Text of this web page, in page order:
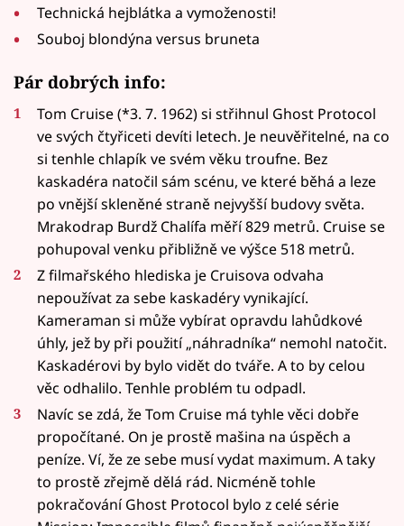
Technická hejblátka a vymoženosti!
Souboj blondýna versus bruneta
Pár dobrých info:
Tom Cruise (*3. 7. 1962) si střihnul Ghost Protocol
ve svých čtyřiceti devíti letech. Je neuvěřitelné, na co
si tenhle chlapík ve svém věku troufne. Bez
kaskadéra natočil sám scénu, ve které běhá a leze
po vnější skleněné straně nejvyšší budovy světa.
Mrakodrap Burdž Chalífa měří 829 metrů. Cruise se
pohupoval venku přibližně ve výšce 518 metrů.
Z filmařského hlediska je Cruisova odvaha
nepoužívat za sebe kaskadéry vynikající.
Kameraman si může vybírat opravdu lahůdkové
úhly, jež by při použití „náhradníka“ nemohl natočit.
Kaskadérovi by bylo vidět do tváře. A to by celou
věc odhalilo. Tenhle problém tu odpadl.
Navíc se zdá, že Tom Cruise má tyhle věci dobře
propočítané. On je prostě mašina na úspěch a
peníze. Ví, že ze sebe musí vydat maximum. A taky
to prostě zřejmě dělá rád. Nicméně tohle
pokračování Ghost Protocol bylo z celé série